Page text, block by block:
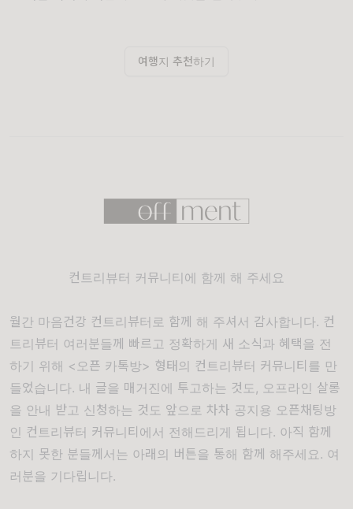
여행지 추천하기
컨트리뷰터 커뮤니티에 함께 해 주세요
월간 마음건강 컨트리뷰터로 함께 해 주셔서 감사합니다. 컨
트리뷰터 여러분들께 빠르고 정확하게 새 소식과 혜택을 전
하기 위해 <오픈 카톡방> 형태의 컨트리뷰터 커뮤니티를 만
들었습니다. 내 글을 매거진에 투고하는 것도, 오프라인 살롱
을 안내 받고 신청하는 것도 앞으로 차차 공지용 오픈채팅방
인 컨트리뷰터 커뮤니티에서 전해드리게 됩니다. 아직 함께
하지 못한 분들께서는 아래의 버튼을 통해 함께 해주세요. 여
러분을 기다립니다.